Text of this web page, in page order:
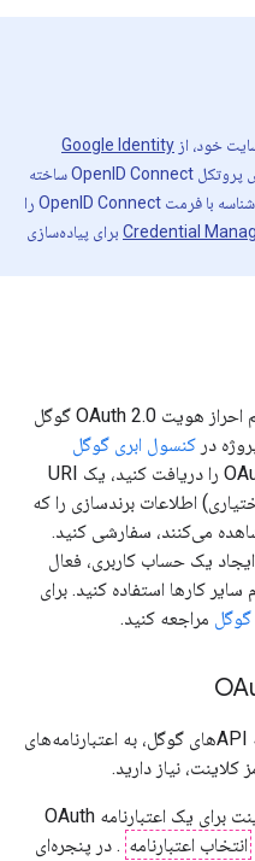
خود، از Google Identity
، کتابخانه کلاینت ورود ما که بر اساس پروتکل OpenID Connect ساخته
شده است، استفاده کنید. این کتابخانه توکن‌های شناسه با فرمت OpenID Connect را
Credential برای پیاده‌سازی
قبل از اینکه برنامه شما بتواند از سیستم احراز هویت OAuth 2.0 گوگل
در کنسول ابری گوگل
راه‌اندازی کنید تا اعتبارنامه‌های OAuth 2.0 را دریافت کنید، یک URI
اطلاعات برندسازی را که
می‌کنند، سفارشی کنید.
یک حساب کاربری، فعال
کارها استفاده کنید. برای
گوگل مراجعه کنید.
برای احراز هویت کاربران و دسترسی به APIهای گوگل، به اعتبارنامه‌های
برای مشاهده شناسه کلاینت و رمز کلاینت برای یک اعتبارنامه OAuth
انتخاب اعتبارنامه . در پنجره‌ای